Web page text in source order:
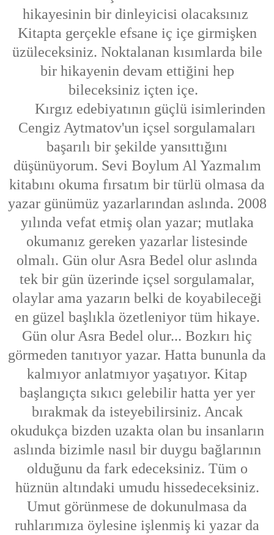
hikayesinin bir dinleyicisi olacaksınız
Kitapta gerçekle efsane iç içe girmişken
üzüleceksiniz. Noktalanan kısımlarda bile
bir hikayenin devam ettiğini hep
bileceksiniz içten içe.
Kırgız edebiyatının güçlü isimlerinden
Cengiz Aytmatov'un içsel sorgulamaları
başarılı bir şekilde yansıttığını
düşünüyorum. Sevi Boylum Al Yazmalım
kitabını okuma fırsatım bir türlü olmasa da
yazar günümüz yazarlarından aslında. 2008
yılında vefat etmiş olan yazar; mutlaka
okumanız gereken yazarlar listesinde
olmalı. Gün olur Asra Bedel olur aslında
tek bir gün üzerinde içsel sorgulamalar,
olaylar ama yazarın belki de koyabileceği
en güzel başlıkla özetleniyor tüm hikaye.
Gün olur Asra Bedel olur... Bozkırı hiç
görmeden tanıtıyor yazar. Hatta bununla da
kalmıyor anlatmıyor yaşatıyor. Kitap
başlangıçta sıkıcı gelebilir hatta yer yer
bırakmak da isteyebilirsiniz. Ancak
okudukça bizden uzakta olan bu insanların
aslında bizimle nasıl bir duygu bağlarının
olduğunu da fark edeceksiniz. Tüm o
hüznün altındaki umudu hissedeceksiniz.
Umut görünmese de dokunulmasa da
ruhlarımıza öylesine işlenmiş ki yazar da